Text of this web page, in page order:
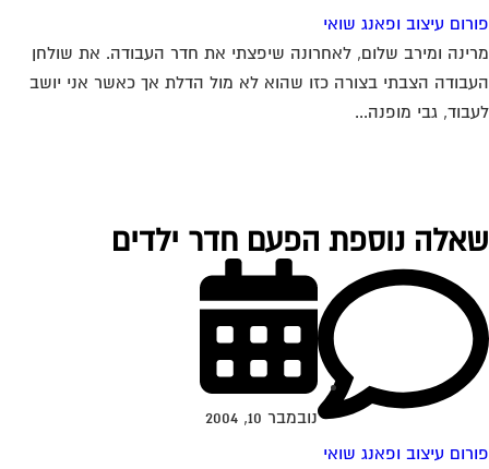
עיצוב ופאנג שואי
ומירב שלום, לאחרונה שיפצתי את חדר העבודה. את שולחן
הצבתי בצורה כזו שהוא לא מול הדלת אך כאשר אני יושב
גבי מופנה...
נוספת הפעם חדר ילדים
עיצוב ופאנג שואי
נובמבר 10, 2004